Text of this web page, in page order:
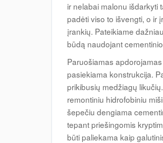
ir nelabai malonu išdarkyti
padėti viso to išvengti, o ir
įrankių. Pateikiame
būdą naudojant
Paruošiamas
pasiekiama konstrukcija.
prikibusių medžiagų
remontiniu hidrofobiniu
šepečiu dengiama
tepant priešingomis
būti paliekama kaip